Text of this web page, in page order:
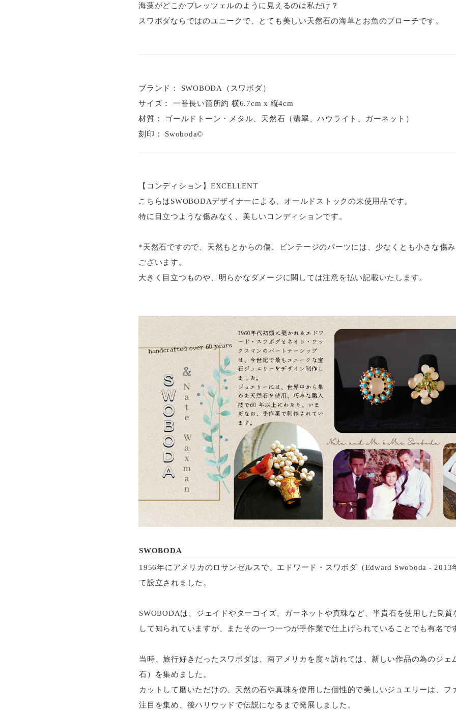
海藻がどこかプレッツェルのように見えるのは私だけ？
スワボダならではのユニークで、とても美しい天然石の海草とお魚のブローチです。
ブランド： SWOBODA（スワボダ）
サイズ： 一番長い箇所約 横6.7cm x 縦4cm
材質： ゴールドトーン・メタル、天然石（翡翠、ハウライト、ガーネット）
刻印： Swoboda©
【コンディション】EXCELLENT
こちらはSWOBODAデザイナーによる、オールドストックの未使用品です。
特に目立つような傷みなく、美しいコンディションです。
*天然石ですので、天然もとからの傷、ビンテージのパーツには、少なくとも小さな傷
ございます。
大きく目立つものや、明らかなダメージに関しては注意を払い記載いたします。
SWOBODA
1956年にアメリカのロサンゼルスで、エドワード・スワボダ（Edward Swoboda - 2013
て設立されました。
SWOBODAは、ジェイドやターコイズ、ガーネットや真珠など、半貴石を使用した良質
して知られていますが、またその一つ一つが手作業で仕上げられていることでも有名で
当時、旅行好きだったスワボダは、南アメリカを度々訪れては、新しい作品の為のジェ
石）を集めました。
カットして磨いただけの、天然の石や真珠を使用した個性的で美しいジュエリーは、フ
注目を集め、後ハリウッドで伝説になるまで発展しました。